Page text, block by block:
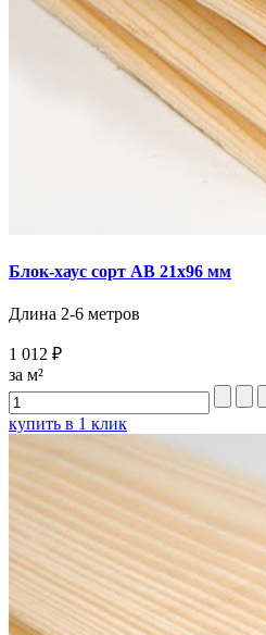
Блок-хаус сорт AB 21х96 мм
Длина 2-6 метров
1 012 ₽
за м²
купить в 1 клик